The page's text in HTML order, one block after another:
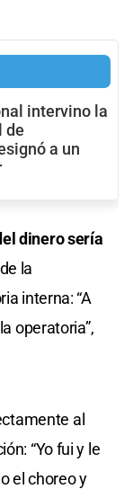
intervino la
de
a un
dinero sería
la
interna: “A
operatoria”,
al
“Yo fui y le
el choreo y